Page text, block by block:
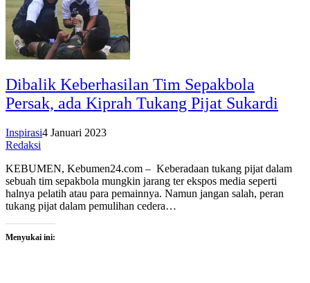
Dibalik Keberhasilan Tim Sepakbola
Persak, ada Kiprah Tukang Pijat Sukardi
Inspirasi4 Januari 2023
Redaksi
KEBUMEN, Kebumen24.com – Keberadaan tukang pijat dalam
sebuah tim sepakbola mungkin jarang ter ekspos media seperti
halnya pelatih atau para pemainnya. Namun jangan salah, peran
tukang pijat dalam pemulihan cedera…
Menyukai ini: